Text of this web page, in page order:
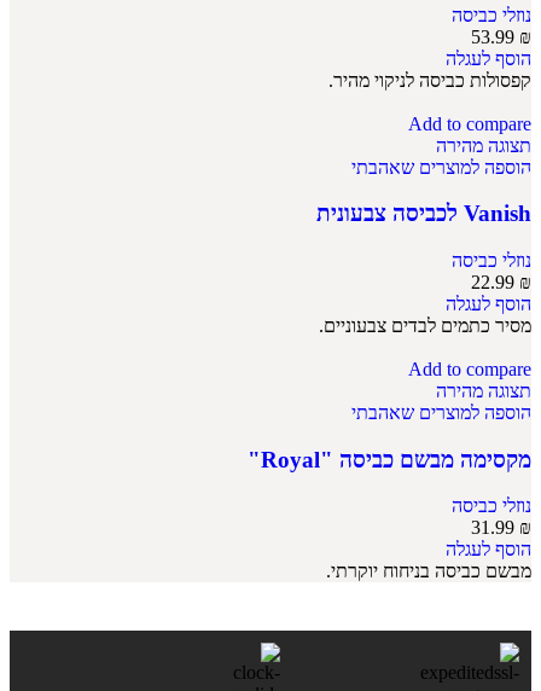
נוזלי כביסה
53.99 ₪
הוסף לעגלה
קפסולות כביסה לניקוי מהיר.
Add to compare
תצוגה מהירה
הוספה למוצרים שאהבתי
Vanish לכביסה צבעונית
נוזלי כביסה
22.99 ₪
הוסף לעגלה
מסיר כתמים לבדים צבעוניים.
Add to compare
תצוגה מהירה
הוספה למוצרים שאהבתי
מקסימה מבשם כביסה "Royal"
נוזלי כביסה
31.99 ₪
הוסף לעגלה
מבשם כביסה בניחוח יוקרתי.